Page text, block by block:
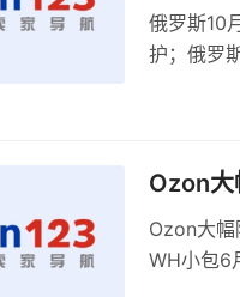
俄罗斯10
护；俄罗
Ozon大
Ozon大
WH小包6